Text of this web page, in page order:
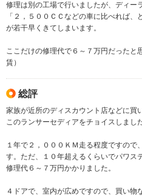
修理は別の工場で行いましたが、ディー
「２，５００ＣＣなどの車に比べれば
が若干早くきてしまいます。
ここだけの修理代で６～７万円だったと
賃）
総評
家族が近所のディスカウント店などに買
このランサーセディアをチョイスしました
１年で２，０００ＫＭ走る程度ですので
す。ただ、１０年超えるくらいでパワス
修理代６～７万円かかりました。
４ドアで、室内が広めですので、買い物